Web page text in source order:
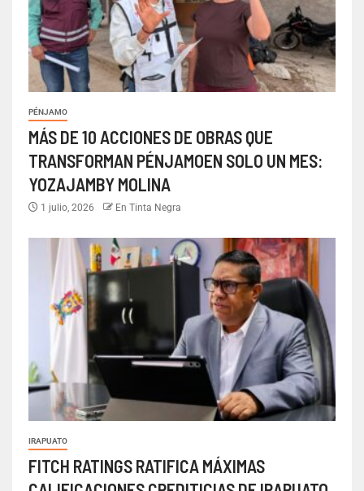
PÉNJAMO
MÁS DE 10 ACCIONES DE OBRAS QUE
TRANSFORMAN PÉNJAMOEN SOLO UN MES:
YOZAJAMBY MOLINA
1 julio, 2026 En Tinta Negra
IRAPUATO
FITCH RATINGS RATIFICA MÁXIMAS